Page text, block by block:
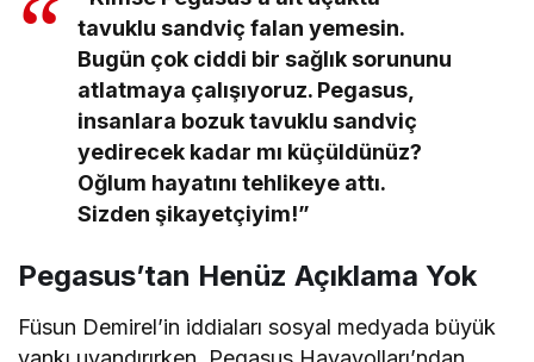
Havayolları’na yönelik sert eleştirilerde bulundu.
Şu ifadeleri kullandı:
“Kimse Pegasus’a ait uçakta
tavuklu sandviç falan yemesin.
Bugün çok ciddi bir sağlık sorununu
atlatmaya çalışıyoruz. Pegasus,
insanlara bozuk tavuklu sandviç
yedirecek kadar mı küçüldünüz?
Oğlum hayatını tehlikeye attı.
Sizden şikayetçiyim!”